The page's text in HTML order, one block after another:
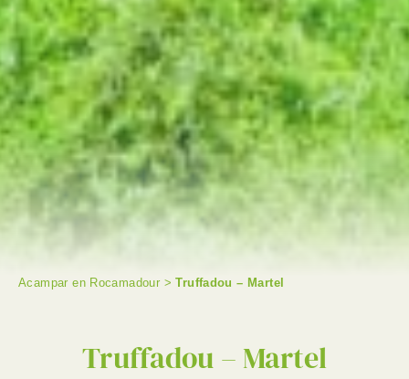
Acampar en Rocamadour >Truffadou – Martel
Truffadou – Martel